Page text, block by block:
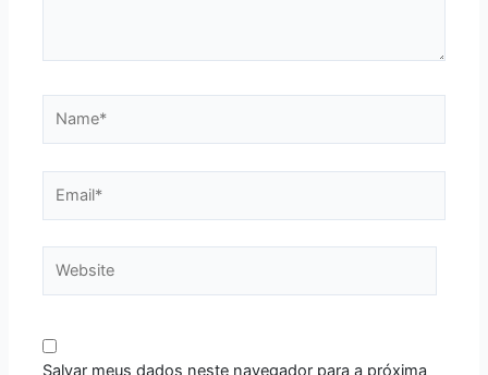
Salvar meus dados neste navegador para a próxima